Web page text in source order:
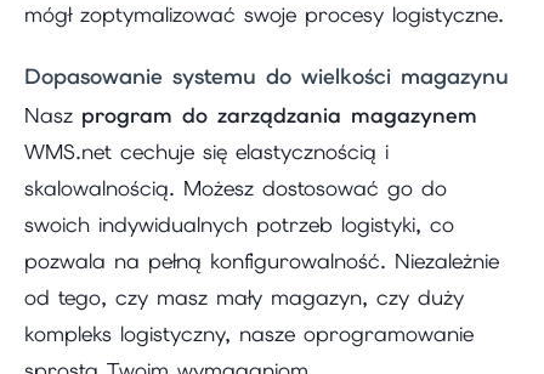
mógł zoptymalizować swoje procesy logistyczne.
Dopasowanie systemu do wielkości magazynu
Nasz program do zarządzania magazynem
WMS.net cechuje się elastycznością i
skalowalnością. Możesz dostosować go do
swoich indywidualnych potrzeb logistyki, co
pozwala na pełną konfigurowalność. Niezależnie
od tego, czy masz mały magazyn, czy duży
kompleks logistyczny, nasze oprogramowanie